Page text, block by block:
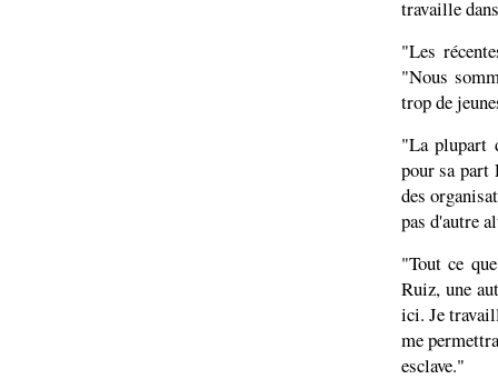
travaille
"Les
"Nous
trop de
"La plupart
pour sa part
des
pas d'autre
"Tout ce
Ruiz, une
ici. Je
me
esclave."